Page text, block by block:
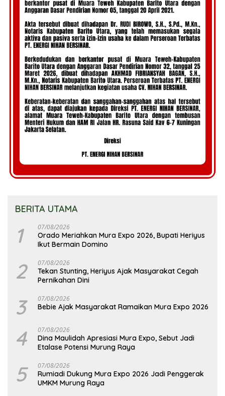
BERITA UTAMA
1 07/08/2026
Orado Meriahkan Mura Expo 2026, Bupati Heriyus
Ikut Bermain Domino
2 07/08/2026
Tekan Stunting, Heriyus Ajak Masyarakat Cegah
Pernikahan Dini
3 07/08/2026
Bebie Ajak Masyarakat Ramaikan Mura Expo 2026
4 07/08/2026
Dina Maulidah Apresiasi Mura Expo, Sebut Jadi
Etalase Potensi Murung Raya
5 07/08/2026
Rumiadi Dukung Mura Expo 2026 Jadi Penggerak
UMKM Murung Raya